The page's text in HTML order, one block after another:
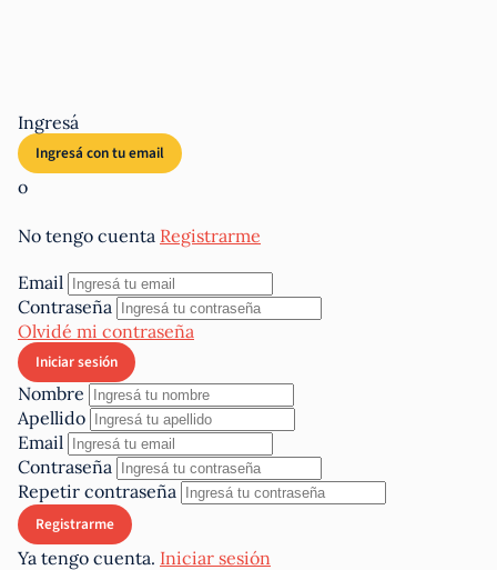
Ingresá
o
No tengo cuenta Registrarme
Email
Contraseña
Olvidé mi contraseña
Nombre
Apellido
Email
Contraseña
Repetir contraseña
Ya tengo cuenta. Iniciar sesión